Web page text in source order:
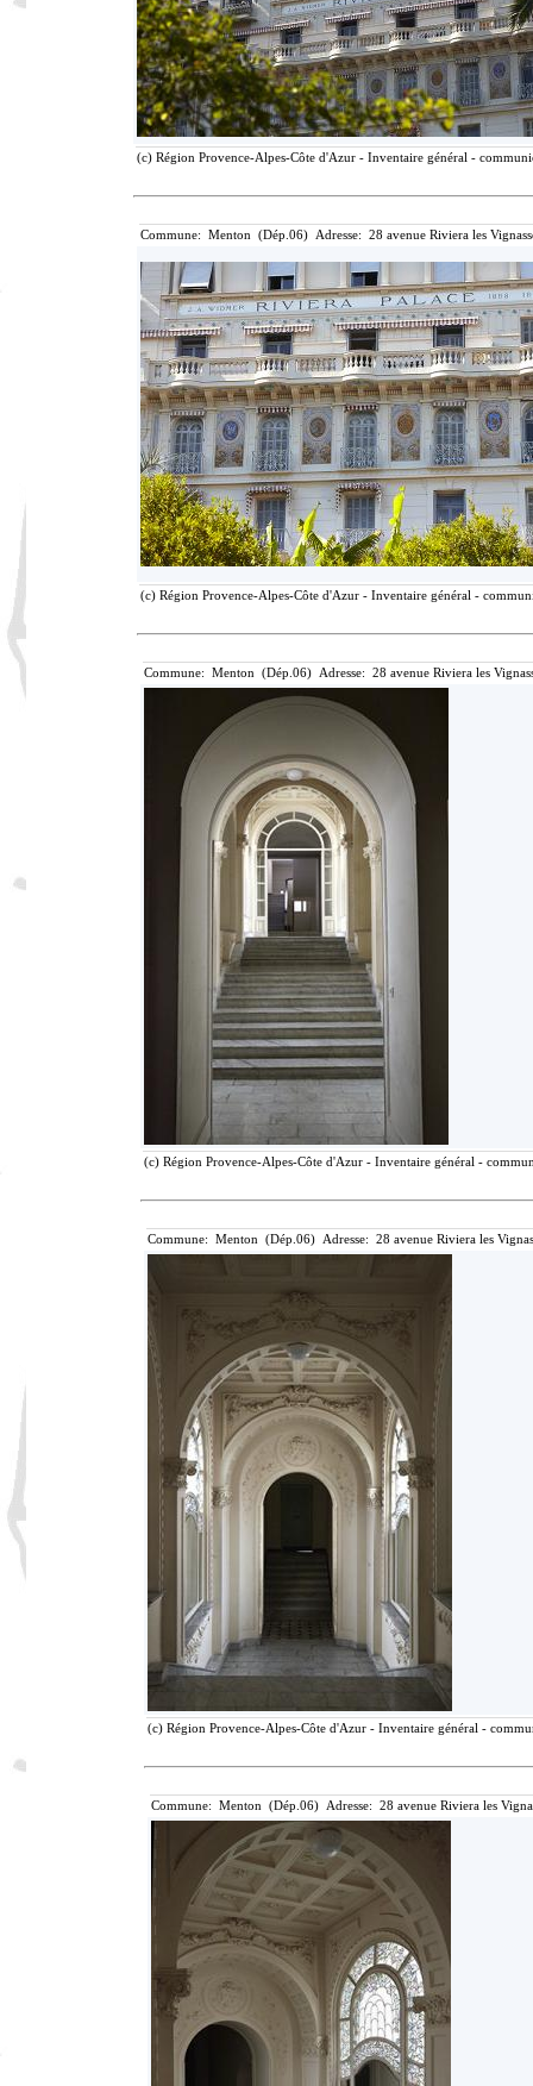
(c) Région Provence-Alpes-Côte d'Azur - Inventaire général -
Commune: Menton (Dép.06) Adresse: 28 avenue Riviera les
(c) Région Provence-Alpes-Côte d'Azur - Inventaire général -
Commune: Menton (Dép.06) Adresse: 28 avenue Riviera les
(c) Région Provence-Alpes-Côte d'Azur - Inventaire général -
Commune: Menton (Dép.06) Adresse: 28 avenue Riviera les
(c) Région Provence-Alpes-Côte d'Azur - Inventaire général -
Commune: Menton (Dép.06) Adresse: 28 avenue Riviera les